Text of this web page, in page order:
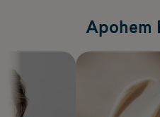
Apohem